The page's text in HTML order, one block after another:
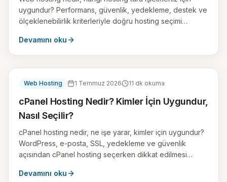
uygundur? Performans, güvenlik, yedekleme, destek ve
ölçeklenebilirlik kriterleriyle doğru hosting seçimi
Devamını oku
Web Hosting 1 Temmuz 2026 11 dk okuma
cPanel Hosting Nedir? Kimler İçin Uygundur,
Nasıl Seçilir?
cPanel hosting nedir, ne işe yarar, kimler için uygundur?
WordPress, e-posta, SSL, yedekleme ve güvenlik
açısından cPanel hosting seçerken dikkat edilmesi
Devamını oku